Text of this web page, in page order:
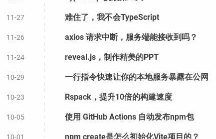
11-27 难住了，我不会TypeScript
11-26 axios 请求中断，服务端能接收到吗？
11-24 reveal.js，制作精美的PPT
10-29 一行指令快速让你的本地服务暴露在公网
10-23 Rspack，提升10倍的构建速度
10-05 使用 GitHub Actions 自动发布npm包
10-01 npm create是怎么初始化Vite项目的？